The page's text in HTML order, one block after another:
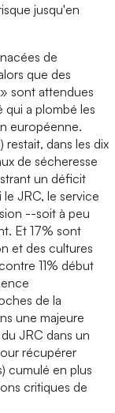
jusqu'en
de
que des
sont attendues
qui a plombé les
européenne.
restait, dans les dix
de sécheresse
un déficit
JRC, le service
--soit à peu
Et 17% sont
et des cultures
11% début
de la
une majeure
JRC dans un
récupérer
cumulé en plus
critiques de